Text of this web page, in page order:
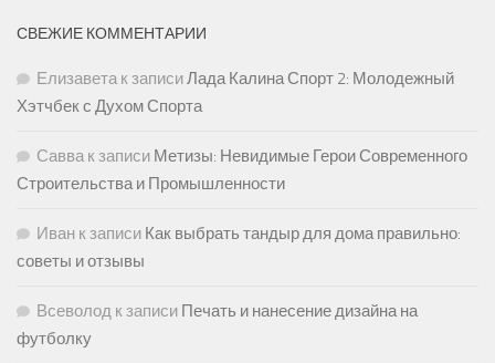
СВЕЖИЕ КОММЕНТАРИИ
Елизаветак записиЛада Калина Спорт 2: Молодежный
Хэтчбек с Духом Спорта
Саввак записи Метизы: Невидимые Герои Современного
Строительства и Промышленности
Иван к записи Как выбрать тандыр для дома правильно:
советы и отзывы
Всеволод к записи Печать и нанесение дизайна на
футболку